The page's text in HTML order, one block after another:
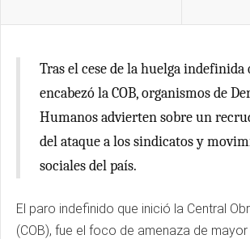
Tras el cese de la huelga indefinida
encabezó la COB, organismos de
Humanos advierten sobre un
del ataque a los sindicatos y
sociales del país.
El paro indefinido que inició la Central
(COB), fue el foco de amenaza de